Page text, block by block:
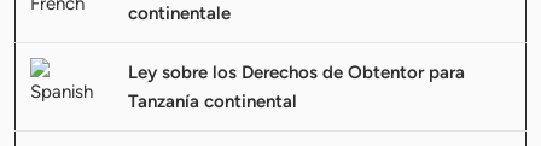
continentale
Ley sobre los Derechos de Obtentor para
Tanzanía continental